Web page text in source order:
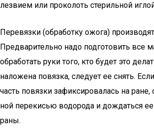
лезвием или проколоть стерильной
Перевязки (обработку ожога)
Предварительно надо подготовить все
обработать руки того, кто будет это
наложена повязка, следует ее снять.
часть повязки зафиксировалась на ране,
ной перекисью водорода и дождаться ее
раны.